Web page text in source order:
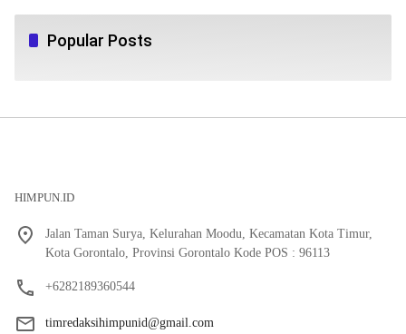
Popular Posts
HIMPUN.ID
Jalan Taman Surya, Kelurahan Moodu, Kecamatan Kota Timur,
Kota Gorontalo, Provinsi Gorontalo Kode POS : 96113
+6282189360544
timredaksihimpunid@gmail.com